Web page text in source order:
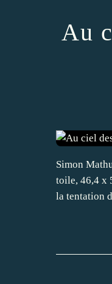
Au
Simon
toile, 46,4 x
la tentation